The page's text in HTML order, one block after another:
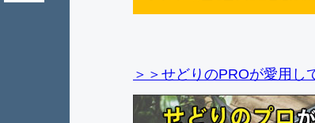
＞＞せどりのPROが愛用し